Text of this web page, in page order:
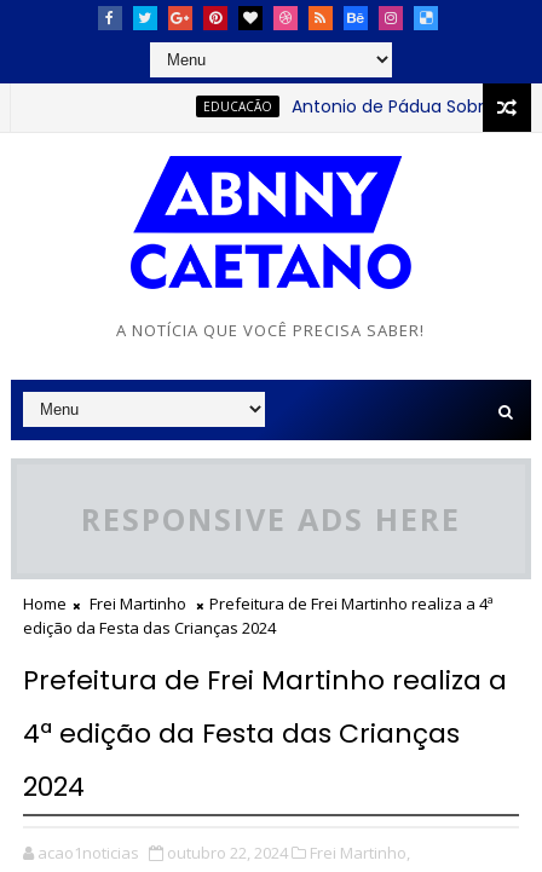
EDUCACÃO Antonio de Pádua Sobrinho: o
A NOTÍCIA QUE VOCÊ PRECISA SABER!
RESPONSIVE ADS HERE
Home Frei Martinho
Prefeitura de Frei Martinho realiza a 4ª
edição da Festa das Crianças 2024
Prefeitura de Frei Martinho realiza a
4ª edição da Festa das Crianças
2024
acao1noticias outubro 22, 2024 Frei Martinho,